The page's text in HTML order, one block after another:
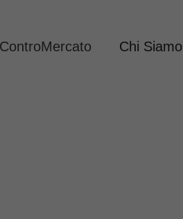
ControMercato Chi Siamo